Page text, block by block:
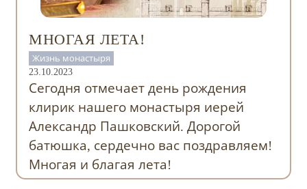
МНОГАЯ ЛЕТА!
Жизнь монастыря
23.10.2023
Сегодня отмечает день рождения
клирик нашего монастыря иерей
Александр Пашковский. Дорогой
батюшка, сердечно вас поздравляем!
Многая и благая лета!